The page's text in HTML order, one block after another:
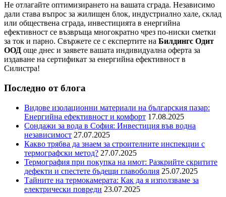
Не отлагайте оптимизирането на вашата сграда. Независимо
дали става въпрос за жилищен блок, индустриално хале, склад
или обществена сграда, инвестицията в енергийна
ефективност се възвръща многократно чрез по-ниски сметки
за ток и парно. Свържете се с експертите на Билдингс Одит
ООД още днес и заявете вашата индивидуална оферта за
издаване на сертификат за енергийна ефективност в
Силистра!
Последно от блога
Видове изолационни материали на българския пазар:
Eнергийна ефективност и комфорт 17.08.2025
Сондажи за вода в София: Инвестиция във водна
независимост 27.07.2025
Какво трябва да знаем за строителните инспекции с
термографски метод? 27.07.2025
Термография при покупка на имот: Разкрийте скритите
дефекти и спестете бъдещи главоболия 25.07.2025
Тайните на термокамерата: Как да я използваме за
електрически повреди 23.07.2025